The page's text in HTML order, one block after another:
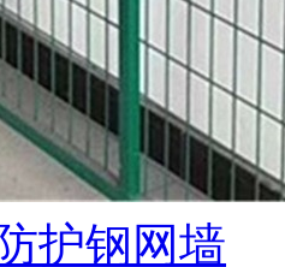
护钢网墙